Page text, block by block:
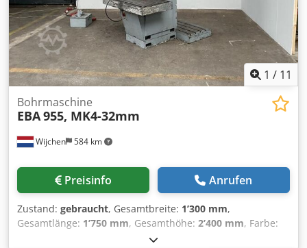
1 / 11
Wijchen 584 km
Bohrmaschine
EBA955, MK4-32mm
Preisinfo Anrufen
Zustand: gebraucht, Gesamtbreite: 1’300 mm,
Gesamtlänge: 1’750 mm, Gesamthöhe: 2’400 mm, Farbe:
Grau Leergewicht: 2.000 kg Preis: Auf Anfrage -